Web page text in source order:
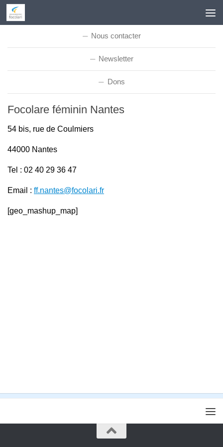
Skip to content
Nous contacter
Newsletter
Dons
Focolare féminin Nantes
54 bis, rue de Coulmiers
44000 Nantes
Tel : 02 40 29 36 47
Email : ff.nantes@focolari.fr
[geo_mashup_map]